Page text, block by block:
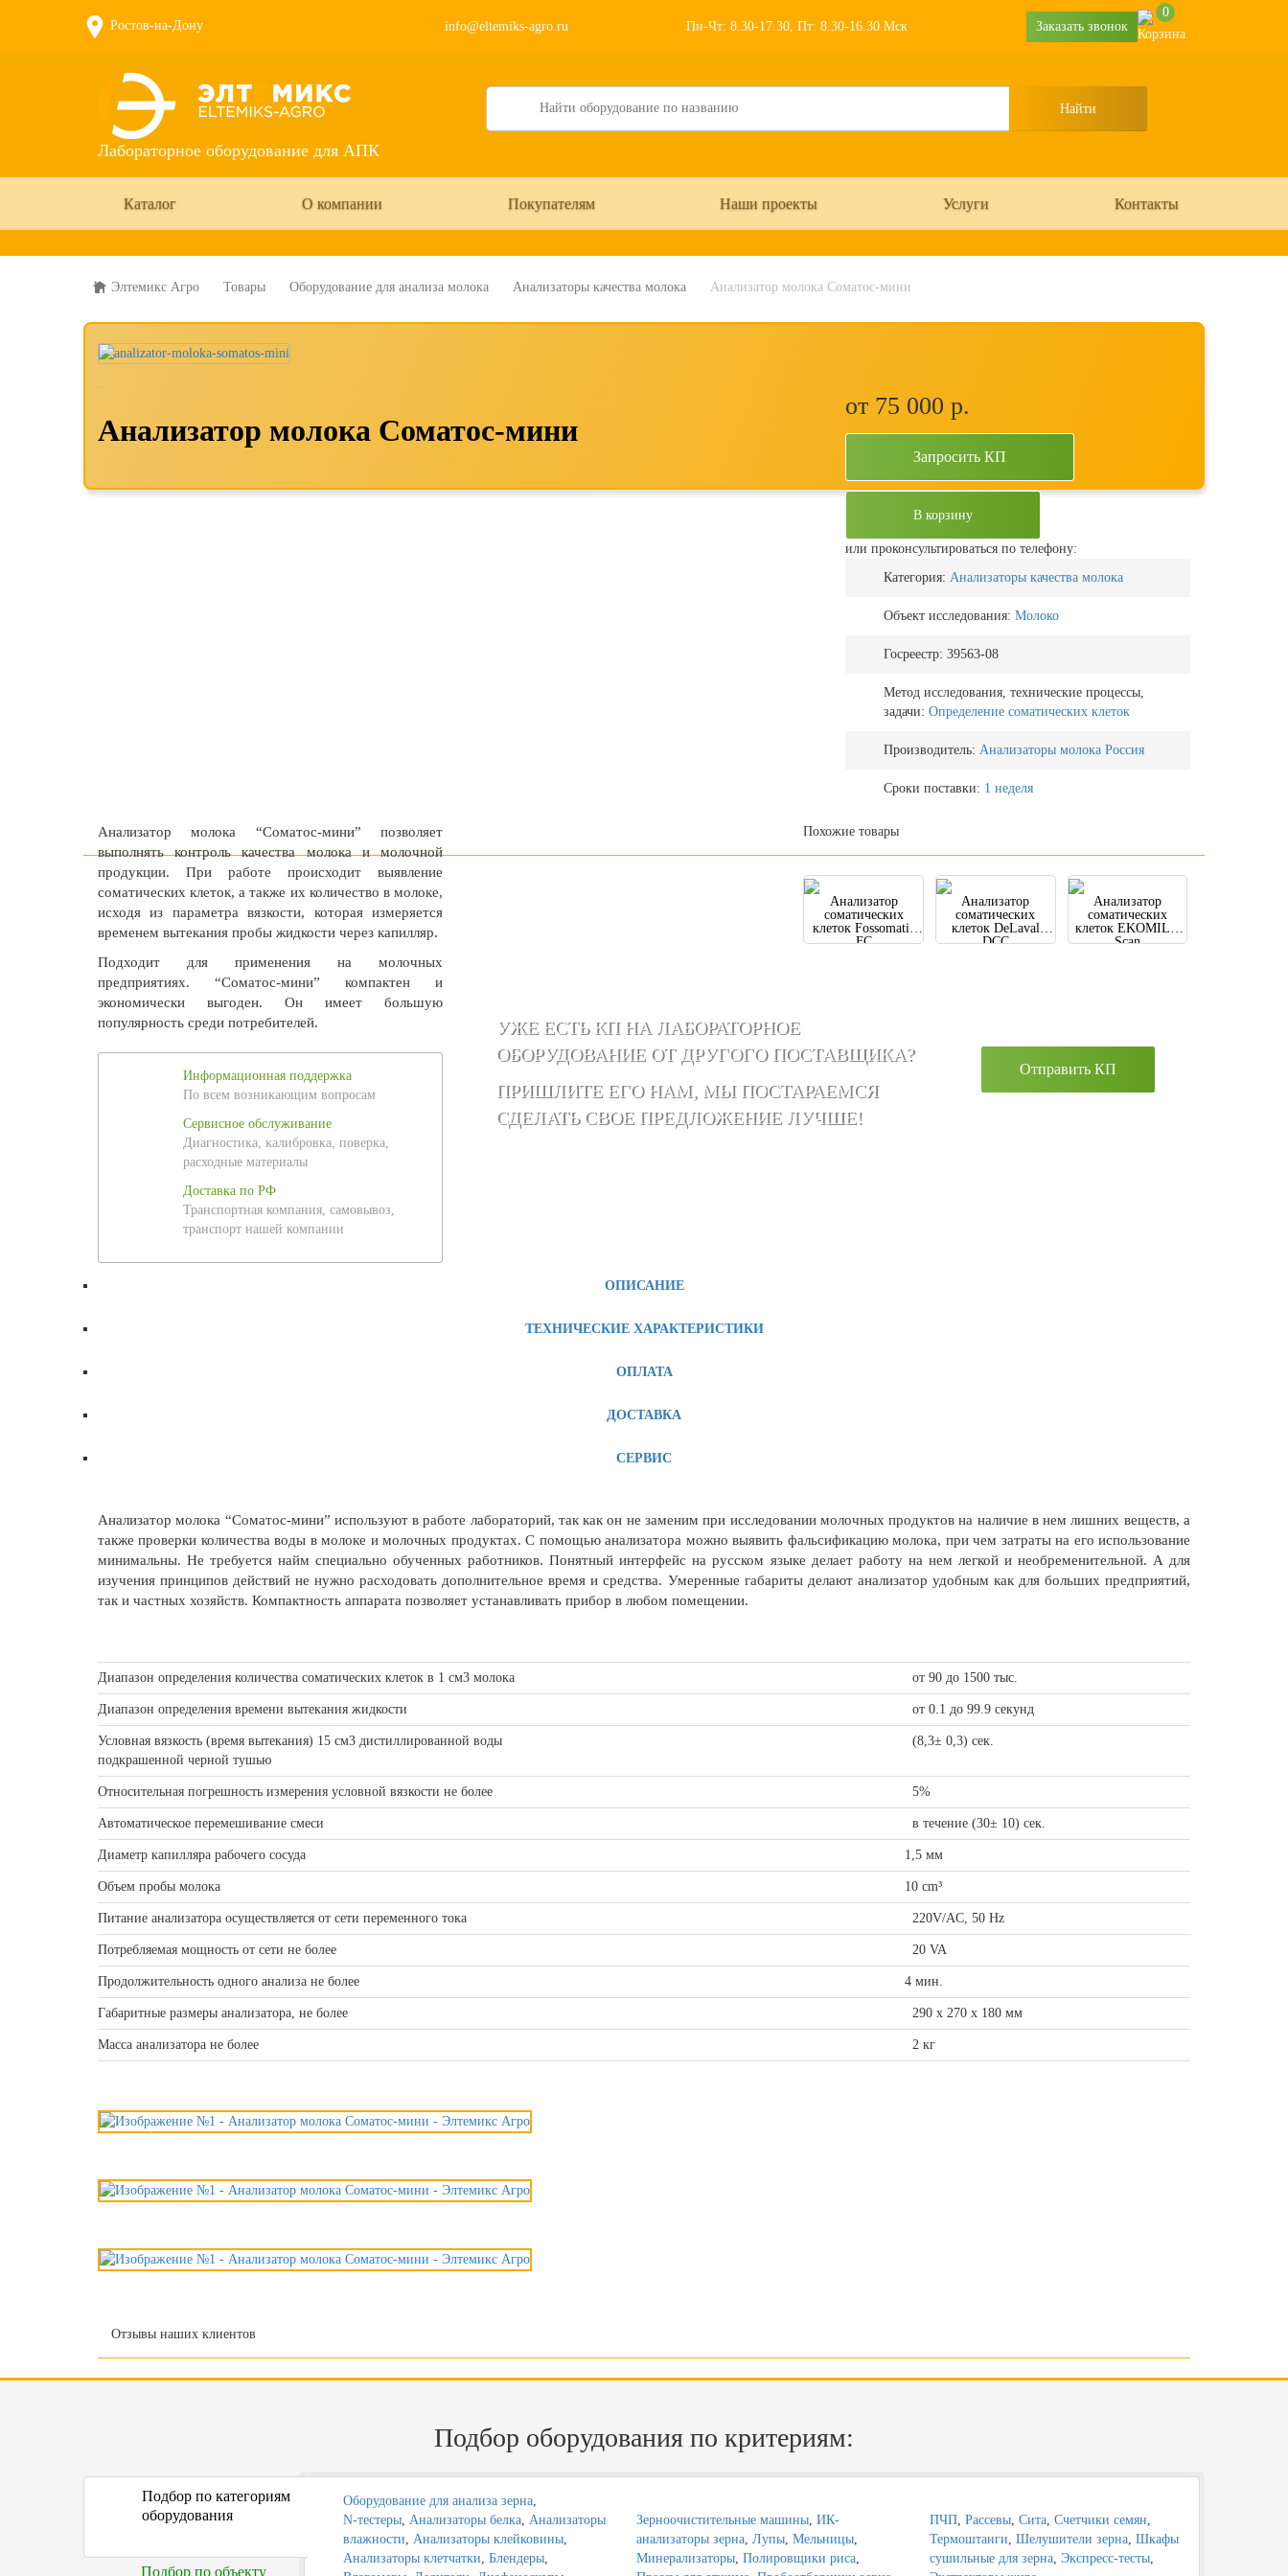
Ростов-на-Дону info@eltemiks-agro.ru Пн-Чт: 8.30-17.30, Пт: 8.30-16.30 Мск Заказать звонок
0
Лабораторное оборудование для АПК
Search
Каталог О компании Покупателям Наши проекты Услуги Контакты
Элтемикс Агро Товары Оборудование для анализа молока Анализаторы качества молока Анализатор молока Соматос-мини
Анализатор молока Соматос-мини
от 75 000 р.
Запросить КП
В корзину
или проконсультироваться по телефону:
Категория: Анализаторы качества молока
Объект исследования: Молоко
Госреестр: 39563-08
Метод исследования, технические процессы,
задачи: Определение соматических клеток
Производитель: Анализаторы молока Россия
Сроки поставки: 1 неделя
Анализатор молока “Соматос-мини” позволяет
выполнять контроль качества молока и молочной
продукции. При работе происходит выявление
соматических клеток, а также их количество в молоке,
исходя из параметра вязкости, которая измеряется
временем вытекания пробы жидкости через капилляр.
Подходит для применения на молочных
предприятиях. “Соматос-мини” компактен и
экономически выгоден. Он имеет большую
популярность среди потребителей.
Информационная поддержка
По всем возникающим вопросам
Сервисное обслуживание
Диагностика, калибровка, поверка,
расходные материалы
Доставка по РФ
Транспортная компания, самовывоз,
транспорт нашей компании
УЖЕ ЕСТЬ КП НА ЛАБОРАТОРНОЕ
ОБОРУДОВАНИЕ ОТ ДРУГОГО ПОСТАВЩИКА?
ПРИШЛИТЕ ЕГО НАМ, МЫ ПОСТАРАЕМСЯ
СДЕЛАТЬ СВОЕ ПРЕДЛОЖЕНИЕ ЛУЧШЕ!
Отправить КП
ОПИСАНИЕ
ТЕХНИЧЕСКИЕ ХАРАКТЕРИСТИКИ
ОПЛАТА
ДОСТАВКА
СЕРВИС
Анализатор молока “Соматос-мини” используют в работе лабораторий, так как он не заменим при исследовании молочных продуктов на наличие в нем лишних веществ, а
также проверки количества воды в молоке и молочных продуктах. С помощью анализатора можно выявить фальсификацию молока, при чем затраты на его использование
минимальны. Не требуется найм специально обученных работников. Понятный интерфейс на русском языке делает работу на нем легкой и необременительной. А для
изучения принципов действий не нужно расходовать дополнительное время и средства. Умеренные габариты делают анализатор удобным как для больших предприятий,
так и частных хозяйств. Компактность аппарата позволяет устанавливать прибор в любом помещении.
Диапазон определения количества соматических клеток в 1 см3 молока от 90 до 1500 тыс.
Диапазон определения времени вытекания жидкости от 0.1 до 99.9 секунд
Условная вязкость (время вытекания) 15 см3 дистиллированной во­ды
подкрашенной черной тушью
(8,3± 0,3) сек.
Относительная погрешность измерения условной вязкости не более 5%
Автоматическое перемешивание смеси в течение (30± 10) сек.
Диаметр капилляра рабочего сосуда 1,5 мм
Объем пробы молока 10 cm³
Питание анализатора осуществляется от сети переменного тока 220V/AC, 50 Hz
Потребляемая мощность от сети не более 20 VA
Продолжительность одного анализа не более 4 мин.
Габаритные размеры анализатора, не более 290 x 270 x 180 мм
Масса анализатора не более 2 кг
Похожие товары
Анализатор
соматических
клеток Fossomatic
FC
Анализатор
соматических
клеток DeLaval
DCC
Анализатор
соматических
клеток EKOMILK
Scan
Отзывы наших клиентов
Подбор оборудования по критериям:
Подбор по категориям
оборудования
Подбор по объекту
Оборудование для анализа зерна,
N-тестеры, Анализаторы белка, Анализаторы
влажности, Анализаторы клейковины,
Анализаторы клетчатки, Блендеры,
Зерноочистительные машины, ИК-
анализаторы зерна, Лупы, Мельницы,
Минерализаторы, Полировщики риса,
ПЧП, Рассевы, Сита, Счетчики семян,
Термоштанги, Шелушители зерна, Шкафы
сушильные для зерна, Экспресс-тесты,